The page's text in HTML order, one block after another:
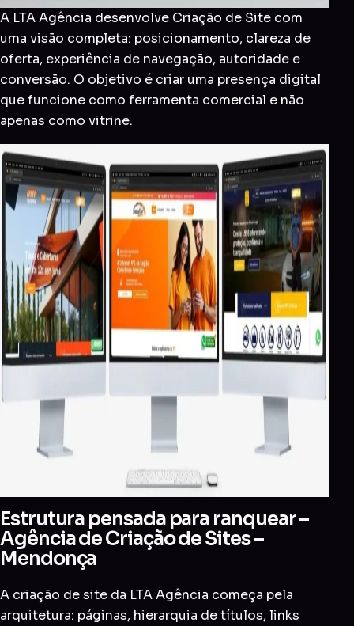
A LTA Agência desenvolve Criação de Site com
uma visão completa: posicionamento, clareza de
oferta, experiência de navegação, autoridade e
conversão. O objetivo é criar uma presença digital
que funcione como ferramenta comercial e não
apenas como vitrine.
Estrutura pensada para ranquear –
Agência de Criação de Sites –
Mendonça
A criação de site da LTA Agência começa pela
arquitetura: páginas, hierarquia de títulos, links